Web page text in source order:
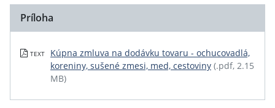
Príloha
TEXT
Kúpna zmluva na dodávku tovaru - ochucovadlá,
koreniny, sušené zmesi, med, cestoviny (.pdf, 2.15
MB)